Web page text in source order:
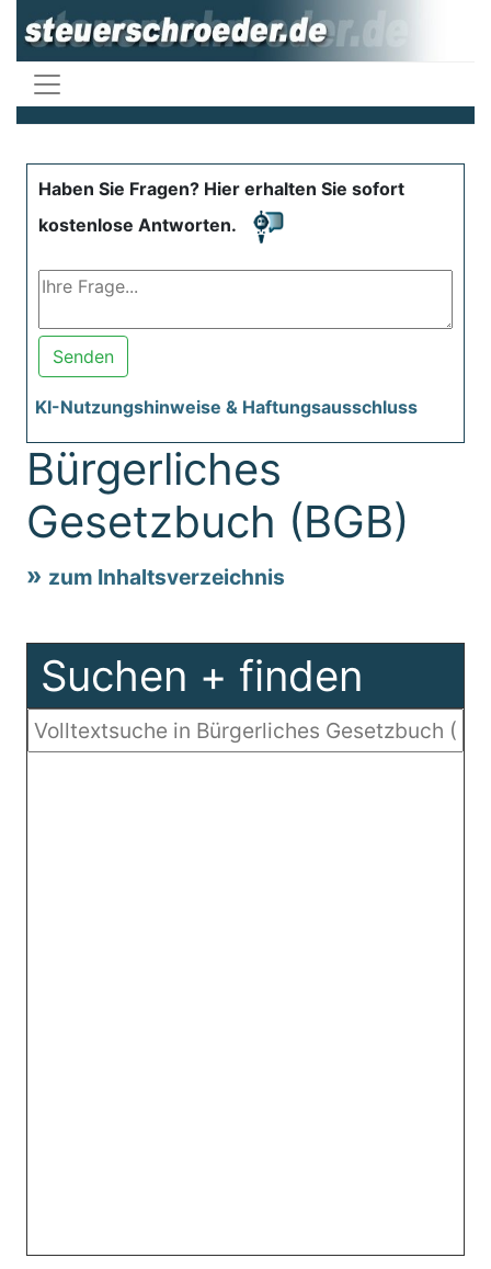
Haben Sie Fragen? Hier erhalten Sie sofort
kostenlose Antworten.
Senden
KI-Nutzungshinweise & Haftungsausschluss
Bürgerliches
Gesetzbuch (BGB)
zum Inhaltsverzeichnis
Suchen + finden